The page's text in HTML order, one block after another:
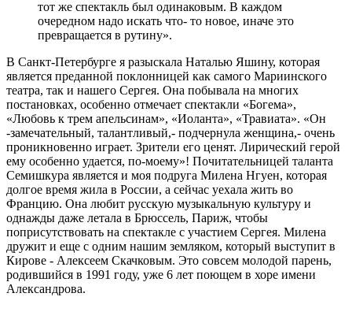
тот же спектакль был одинаковым. В каждом
очередном надо искать что- то новое, иначе это
превращается в рутину».
В Санкт-Петербурге я разыскала Наталью Яшину, которая
является преданной поклонницей как самого Мариинского
театра, так и нашего Сергея. Она побывала на многих
постановках, особенно отмечает спектакли «Богема»,
«Любовь к трем апельсинам», «Иоланта», «Травиата». «Он
-замечательный, талантливый,- подчернула женщина,- очень
проникновенно играет. Зрители его ценят. Лирический герой
ему особенно удается, по-моему»! Почитательницей таланта
Семишкура является и моя подруга Милена Нгуен, которая
долгое время жила в России, а сейчас уехала жить во
Францию. Она любит русскую музыкальную культуру и
однажды даже летала в Брюссель, Париж, чтобы
поприсутствовать на спектакле с участием Сергея. Милена
дружит и еще с одним нашим земляком, который выступит в
Кирове - Алексеем Скачковым. Это совсем молодой парень,
родившийся в 1991 году, уже 6 лет поющем в хоре имени
Александрова.